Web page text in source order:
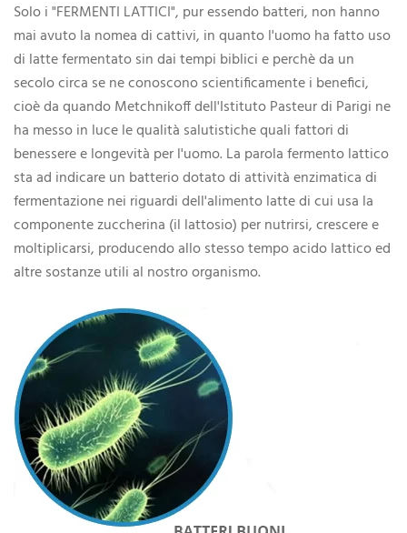
Solo i "FERMENTI LATTICI", pur essendo batteri, non hanno
mai avuto la nomea di cattivi, in quanto l'uomo ha fatto uso
di latte fermentato sin dai tempi biblici e perchè da un
secolo circa se ne conoscono scientificamente i benefici,
cioè da quando Metchnikoff dell'Istituto Pasteur di Parigi ne
ha messo in luce le qualità salutistiche quali fattori di
benessere e longevità per l'uomo. La parola fermento lattico
sta ad indicare un batterio dotato di attività enzimatica di
fermentazione nei riguardi dell'alimento latte di cui usa la
componente zuccherina (il lattosio) per nutrirsi, crescere e
moltiplicarsi, producendo allo stesso tempo acido lattico ed
altre sostanze utili al nostro organismo.